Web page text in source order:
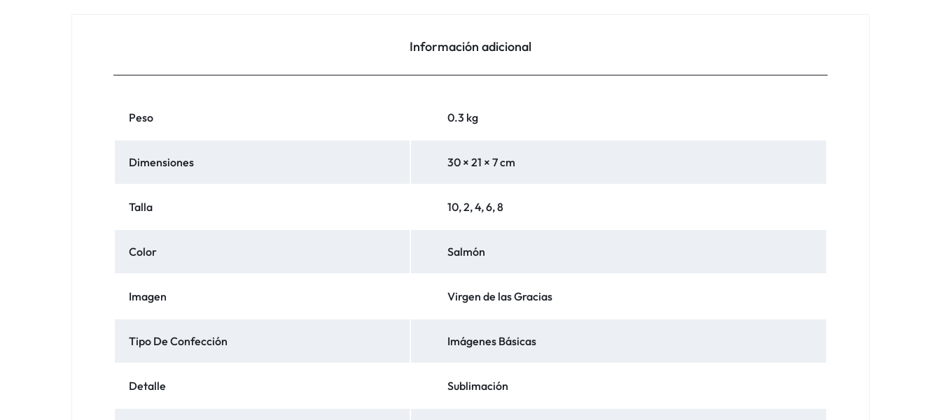
Información adicional
Peso 0.3 kg
Dimensiones 30 × 21 × 7 cm
Talla 10, 2, 4, 6, 8
Color Salmón
Imagen Virgen de las Gracias
Tipo De Confección Imágenes Básicas
Detalle Sublimación